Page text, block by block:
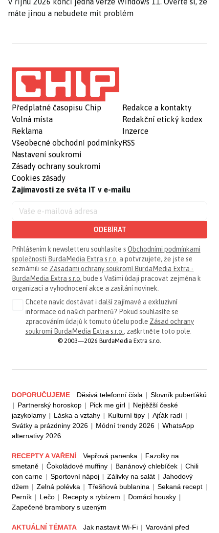
máte jinou a nebudete mít problém
Předplatné časopisu Chip
Volná místa
Reklama
Všeobecné obchodní podmínky
Nastavení soukromí
Zásady ochrany soukromí
Cookies zásady
Redakce a kontakty
Redakční etický kodex
Inzerce
RSS
Zajímavosti ze světa IT v e-mailu
ODEBÍRAT
Přihlášením k newsletteru souhlasíte s Obchodními podmínkami
společnosti BurdaMedia Extra s.r.o. a potvrzujete, že jste se
seznámili se Zásadami ochrany soukromí BurdaMedia Extra -
BurdaMedia Extra s.r.o. bude s Vašimi údaji pracovat zejména k
organizaci a vyhodnocení akce a zasílání novinek.
Chcete navíc dostávat i další zajímavé a exkluzivní
informace od našich partnerů? Pokud souhlasíte se
zpracováním údajů k tomuto účelu podle Zásad ochrany
soukromí BurdaMedia Extra s.r.o., zaškrtněte toto pole.
© 2003—2026 BurdaMedia Extra s.r.o.
DOPORUČUJEME Děsivá telefonní čísla | Slovník puberťáků
| Partnerský horoskop | Pick me girl | Nejtěžší české
jazykolamy | Láska a vztahy | Kulturní tipy | Ajťák radí |
Svátky a prázdniny 2026 | Módní trendy 2026 | WhatsApp
alternativy 2026
RECEPTY A VAŘENÍ Vepřová panenka | Fazolky na
smetaně | Čokoládové muffiny | Banánový chlebíček | Chili
con carne | Sportovní nápoj | Zálivky na salát | Jahodový
džem | Zelná polévka | Třešňová bublanina | Sekaná recept |
Perník | Lečo | Recepty s rybízem | Domácí housky |
Zapečené brambory s uzeným
AKTUÁLNÍ TÉMATA Jak nastavit Wi-Fi | Varování před